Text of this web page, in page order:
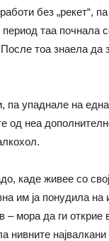
без „рекет“,
таа
тоа знаела да
па упаднале на
од неа
каде живее со
им ја понудила
мора да ги открие
нивните